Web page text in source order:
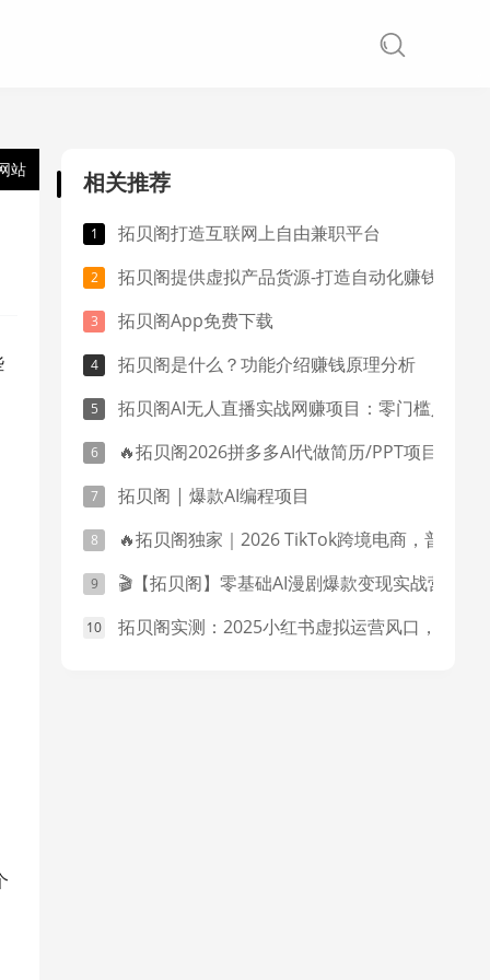
站 相关推荐
拓贝阁打造互联网上自由兼职平台
拓贝阁提供虚拟产品货源-打造自动化赚钱系统
拓贝阁App免费下载
拓贝阁是什么？功能介绍赚钱原理分析
拓贝阁AI无人直播实战网赚项目：零门槛入局，轻松撬动直播变现红利
🔥拓贝阁2026拼多多AI代做简历/PPT项目：零成本躺赚，信息差轻松变现
拓贝阁 | 爆款AI编程项目
🔥拓贝阁独家｜2026 TikTok跨境电商，普通人也能从0到1跑通的搞钱玩法！
🎬【拓贝阁】零基础AI漫剧爆款变现实战营
拓贝阁实测：2025小红书虚拟运营风口，零成本矩阵玩法，普通人也能月入过万！